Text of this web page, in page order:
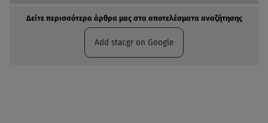
Δείτε περισσότερα άρθρα μας στα αποτελέσματα αναζήτησης
Add star.gr on Google